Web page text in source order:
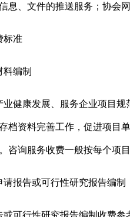
息、文件的推送服务； 协会
标准
料编制
健康发展、 服务企业项目 规
档资料完善工作，促进项目
咨询服务收费一般按每个项目
请报告或可行性研究报告编制
或可行性研究报告编制收费